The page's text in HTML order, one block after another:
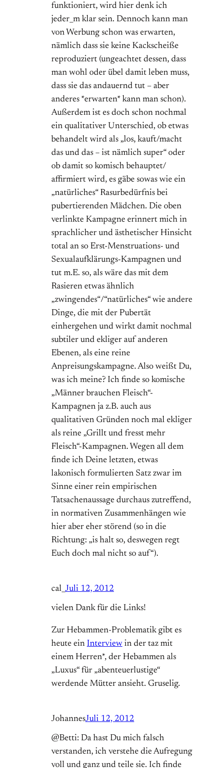
funktioniert, wird hier denk ich
jeder_m klar sein. Dennoch kann man
von Werbung schon was erwarten,
nämlich dass sie keine Kackscheiße
reproduziert (ungeachtet dessen, dass
man wohl oder übel damit leben muss,
dass sie das andauernd tut – aber
anderes *erwarten* kann man schon).
Außerdem ist es doch schon nochmal
ein qualitativer Unterschied, ob etwas
behandelt wird als „los, kauft/macht
das und das – ist nämlich super“ oder
ob damit so komisch behauptet/
affirmiert wird, es gäbe sowas wie ein
„natürliches“ Rasurbedürfnis bei
pubertierenden Mädchen. Die oben
verlinkte Kampagne erinnert mich in
sprachlicher und ästhetischer Hinsicht
total an so Erst-Menstruations- und
Sexualaufklärungs-Kampagnen und
tut m.E. so, als wäre das mit dem
Rasieren etwas ähnlich
„zwingendes“/“natürliches“ wie andere
Dinge, die mit der Pubertät
einhergehen und wirkt damit nochmal
subtiler und ekliger auf anderen
Ebenen, als eine reine
Anpreisungskampagne. Also weißt Du,
was ich meine? Ich finde so komische
„Männer brauchen Fleisch“-
Kampagnen ja z.B. auch aus
qualitativen Gründen noch mal ekliger
als reine „Grillt und fresst mehr
Fleisch“-Kampagnen. Wegen all dem
finde ich Deine letzten, etwas
lakonisch formulierten Satz zwar im
Sinne einer rein empirischen
Tatsachenaussage durchaus zutreffend,
in normativen Zusammenhängen wie
hier aber eher störend (so in die
Richtung: „is halt so, deswegen regt
Euch doch mal nicht so auf“).
cal_ Juli 12, 2012
vielen Dank für die Links!
Zur Hebammen-Problematik gibt es
heute ein Interview in der taz mit
einem Herren*, der Hebammen als
„Luxus“ für „abenteuerlustige“
werdende Mütter ansieht. Gruselig.
JohannesJuli 12, 2012
@Betti: Da hast Du mich falsch
verstanden, ich verstehe die Aufregung
voll und ganz und teile sie. Ich finde